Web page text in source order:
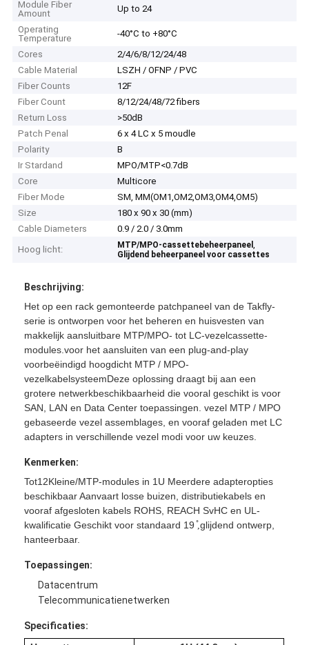
Module Fiber
Amount
Up to 24
Operating
Temperature
-40°C to +80°C
Cores
2/4/6/8/12/24/48
Cable Material
LSZH / OFNP / PVC
Fiber Counts
12F
Fiber Count
8/12/24/48/72 fibers
Return Loss
>50dB
Patch Penal
6 x 4 LC x 5 moudle
Polarity
B
Ir Stardand
MPO/MTP<0.7dB
Core
Multicore
Fiber Mode
SM, MM(OM1,OM2,OM3,OM4,OM5)
Size
180 x 90 x 30 (mm)
Cable Diameters
0.9 / 2.0 / 3.0mm
Hoog licht:
MTP/MPO-cassettebeheerpaneel,
Glijdend beheerpaneel voor cassettes
Beschrijving:
Het op een rack gemonteerde patchpaneel van de Takfly-
serie is ontworpen voor het beheren en huisvesten van
makkelijk aansluitbare MTP/MPO- tot LC-vezelcassette-
modules.voor het aansluiten van een plug-and-play
voorbeëindigd hoogdicht MTP / MPO-
vezelkabelsysteemDeze oplossing draagt bij aan een
grotere netwerkbeschikbaarheid die vooral geschikt is voor
SAN, LAN en Data Center toepassingen. vezel MTP / MPO
gebaseerde vezel assemblages, en vooraf geladen met LC
adapters in verschillende vezel modi voor uw keuzes
Kenmerken:
Tot12Kleine/MTP-modules in 1U Meerdere adapteropties
beschikbaar Aanvaart losse buizen, distributiekabels en
vooraf afgesloten kabels ROHS, REACH SvHC en UL-
kwalificatie Geschikt voor standaard 19 ̊,glijdend ontwerp,
hanteerbaar.
Toepassingen:
Datacentrum
Telecommunicatienetwerken
Specificaties: